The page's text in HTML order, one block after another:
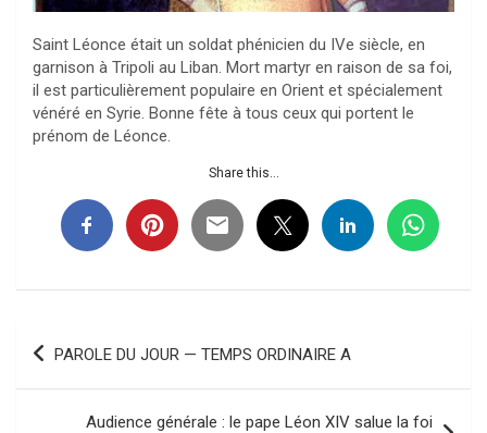
Saint Léonce était un soldat phénicien du IVe siècle, en
garnison à Tripoli au Liban. Mort martyr en raison de sa foi,
il est particulièrement populaire en Orient et spécialement
vénéré en Syrie. Bonne fête à tous ceux qui portent le
prénom de Léonce.
Share this...
Navigation
l’article
PAROLE DU JOUR — TEMPS ORDINAIRE A
Audience générale : le pape Léon XIV salue la foi